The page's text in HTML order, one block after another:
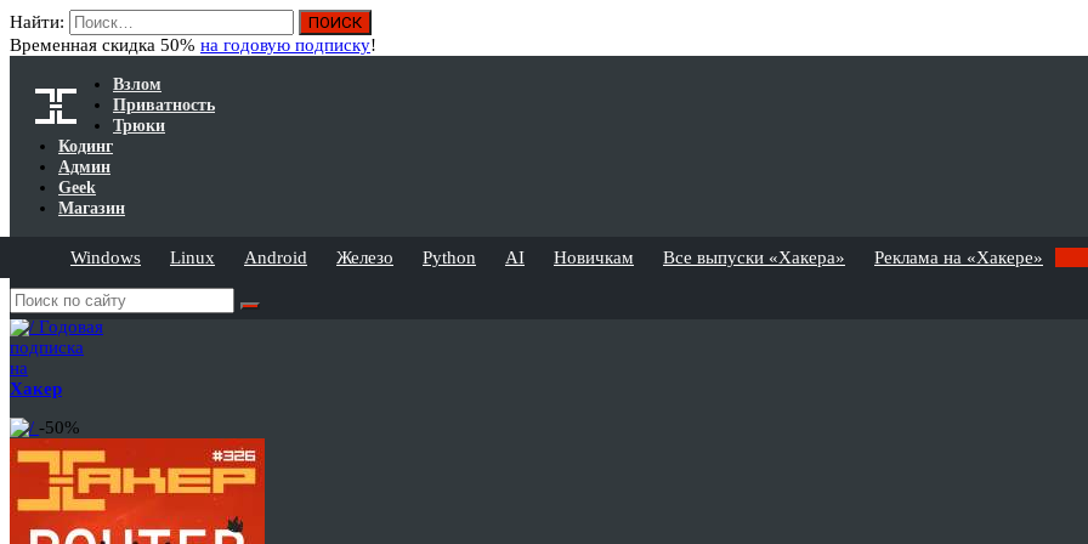
Найти:
Временная скидка 50% на годовую подписку!
Взлом
Приватность
Трюки
Кодинг
Админ
Geek
Магазин
Windows Linux Android Железо Python AI Новичкам Все выпуски «Хакера» Реклама на «Хакере»
Годовая
подписка
на
Хакер
-50%